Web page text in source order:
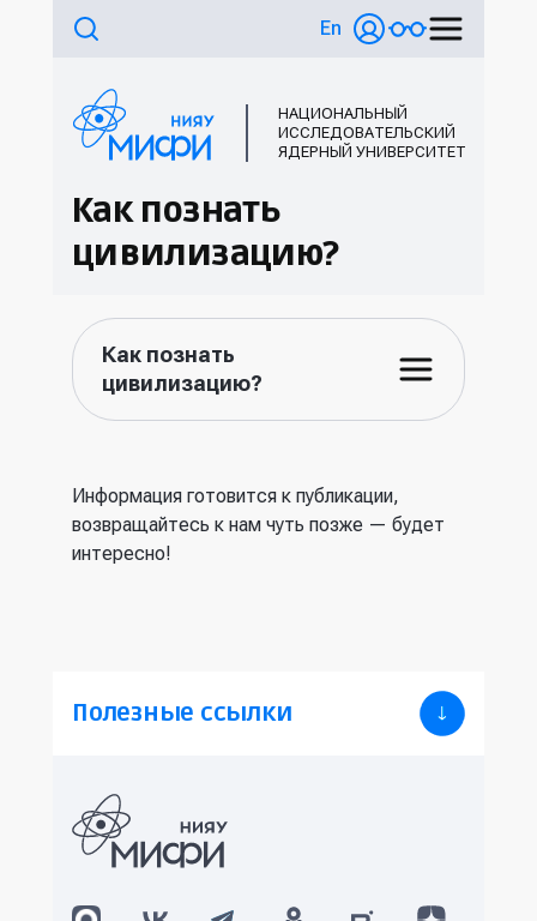
En
НАЦИОНАЛЬНЫЙ
ИССЛЕДОВАТЕЛЬСКИЙ
ЯДЕРНЫЙ УНИВЕРСИТЕТ
Как познать
цивилизацию?
Информация готовится к публикации,
возвращайтесь к нам чуть позже — будет
интересно!
Как познать
цивилизацию?
Полезные ссылки